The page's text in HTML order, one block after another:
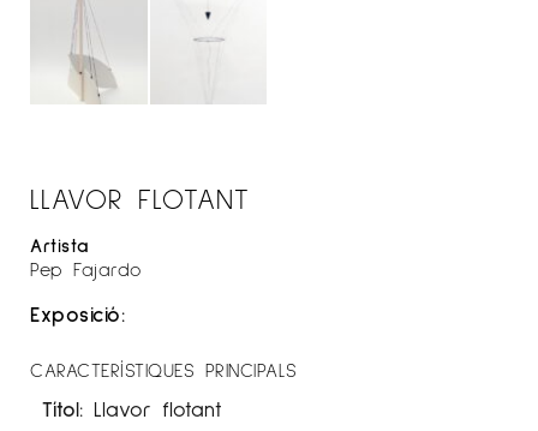
LLAVOR FLOTANT
Artista
Pep Fajardo
Exposició:
CARACTERÍSTIQUES PRINCIPALS
Títol: Llavor flotant